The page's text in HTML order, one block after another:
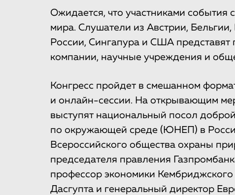
Ожидается, что участниками события
мира. Слушатели из Австрии,
России, Сингапура и США представят
компании, научные учреждения и
Конгресс пройдет в смешанном
и онлайн-сессии. На открывающим
выступят национальный посол
по окружающей среде (ЮНЕП) в
Всероссийского общества охраны
председателя правления
профессор экономики Кембриджского
Дасгупта и генеральный директор